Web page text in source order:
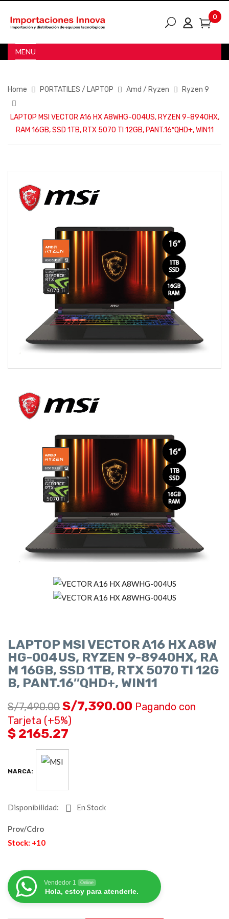
0
MENU
Home PORTATILES / LAPTOP Amd / Ryzen Ryzen 9
LAPTOP MSI VECTOR A16 HX A8WHG-004US, RYZEN 9-8940HX,
RAM 16GB, SSD 1TB, RTX 5070 TI 12GB, PANT.16″QHD+, WIN11
LAPTOP MSI VECTOR A16 HX A8W
HG-004US, RYZEN 9-8940HX, RA
M 16GB, SSD 1TB, RTX 5070 TI 12G
B, PANT.16″QHD+, WIN11
S/7,490.00 S/7,390.00 Pagando con
Tarjeta (+5%)
$ 2165.27
MARCA:
Disponibilidad: En Stock
Prov/Cdro
Stock: +10
Vendedor 1 Online
Hola, estoy para atenderle.